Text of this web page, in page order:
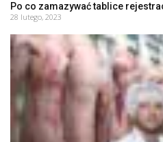
Po co zamazywać tablice
28 lutego, 2023